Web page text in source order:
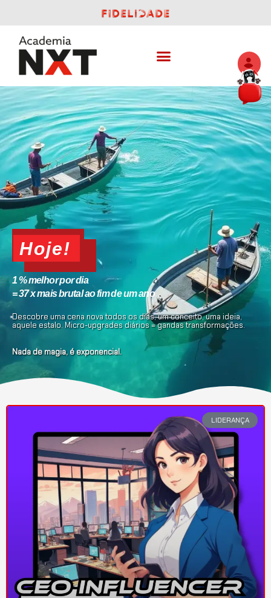
Hoje!
1 % melhor por dia
= 37 x mais brutal ao fim de um ano
Descobre uma cena nova todos os dias, um conceito, uma ideia,
aquele estalo. Micro-upgrades diários = gandas transformações.
Nada de magia, é exponencial.
LIDERANÇA